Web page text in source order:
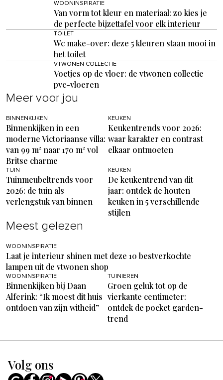
WOONINSPIRATIE
Van vorm tot kleur en materiaal: zo kies je
de perfecte bijzettafel voor elk interieur
TOILET
Wc make-over: deze 5 kleuren staan mooi in
het toilet
VTWONEN COLLECTIE
Voetjes op de vloer: de vtwonen collectie
pvc-vloeren
Meer voor jou
BINNENKIJKEN
Binnenkijken in een
moderne Victoriaanse villa:
van 99 m² naar 170 m² vol
Britse charme
KEUKEN
Keukentrends voor 2026:
waar karakter en contrast
elkaar ontmoeten
TUIN
Tuinmeubeltrends voor
2026: de tuin als
verlengstuk van binnen
KEUKEN
De keukentrend van dit
jaar: ontdek de houten
keuken in 5 verschillende
stijlen
Meest gelezen
WOONINSPIRATIE
Laat je interieur shinen met deze 10 bestverkochte
lampen uit de vtwonen shop
WOONINSPIRATIE
Binnenkijken bij Daan
Alferink: “Ik moest dit huis
ontdoen van zijn witheid”
TUINIEREN
Groen geluk tot op de
vierkante centimeter:
ontdek de pocket garden-
trend
Volg ons